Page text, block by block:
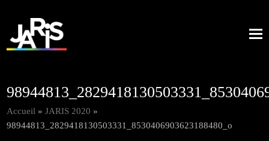
Accueil »JARIS 2020 »
98944813_2829418130503331_8530406903623188480_o